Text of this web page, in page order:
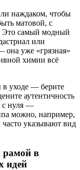
наждаком, чтобы
матовой, с
Это самый модный
или
она уже «грязная»
химии всё
в уходе — берите
аутентичность
с нуля —
можно, например,
указывают вид
рамой в
идей